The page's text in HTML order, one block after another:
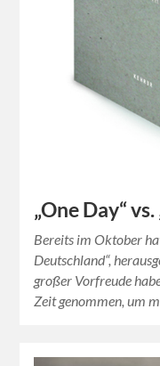
„One Day“
Bereits im Oktober
Deutschland“,
großer Vorfreude
Zeit genommen, um